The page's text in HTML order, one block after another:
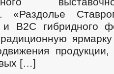
«Раздолье
B2С гибридного
[…]